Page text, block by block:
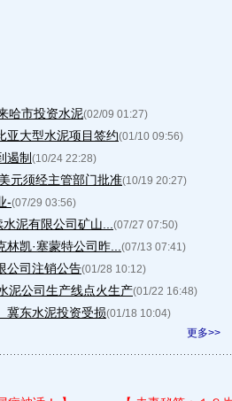
哈市投资水泥(02/09 01:27)
亚大型水泥项目签约(01/10 09:56)
遏制 (10/24 22:28)
元须经主管部门批准(10/19 20:27)
-(07/29 03:56)
泥有限公司矿山... (07/27 07:50)
凯·塞蒙特公司昨... (07/13 07:41)
公司注销公告(01/28 10:12)
泥公司生产线点火生产(01/22 16:48)
冀东水泥投资受损(01/18 10:04)
更多>>